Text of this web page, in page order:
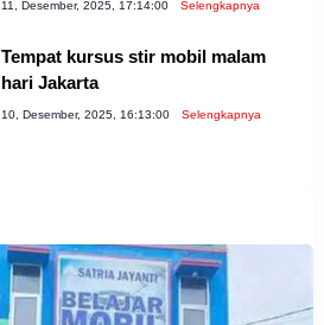
11, Desember, 2025, 17:14:00 Selengkapnya
Tempat kursus stir mobil malam
hari Jakarta
10, Desember, 2025, 16:13:00 Selengkapnya